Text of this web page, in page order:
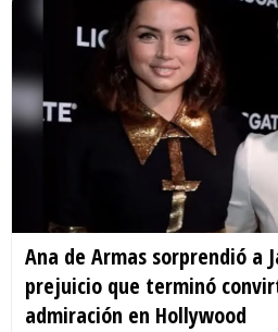
Ana de Armas sorprendió a
prejuicio que terminó
admiración en Hollywood